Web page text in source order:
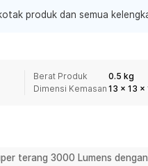
Senin - Sabtu (09:00-20:00),
Senin - Jumat (07:00 - 20:00),
- Jumat (08:00 - 20:00), Sabtu -
produk dan semua
Berat Produk
0.5 kg
Dimensi Kemasan 13 x 13 x
terang 3000 Lumens